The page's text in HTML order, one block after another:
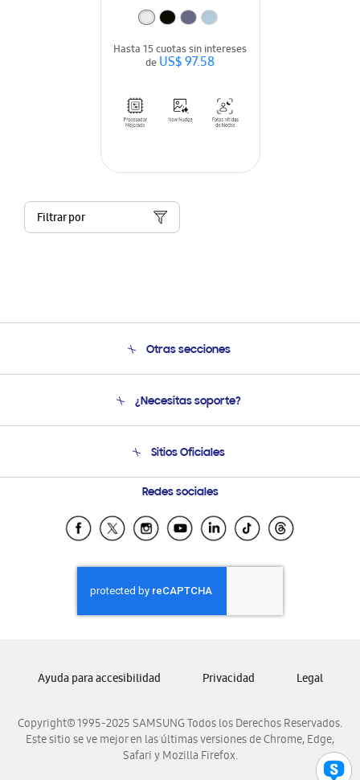
Hasta 15 cuotas sin intereses
deUS$ 97.58
Filtrar por
Otras secciones
Soporte
Condiciones de Compra
¿Necesitas soporte?
Soporte vía eMail
Preguntas Frecuentes
Sitios Oficiales
Samsung Costa Rica
Samsung Ecuador
Samsung El Salvador
Samsung Guatemala
Samsung Honduras
Samsung Nicaragua
Samsung Venezuela
Redes sociales
Copyright© 1995-2025 SAMSUNG Todos los Derechos Reservados.
Este sitio se ve mejor en las últimas versiones de Chrome, Edge,
Safari y Mozilla Firefox.
Ayuda para accesibilidad Privacidad Legal